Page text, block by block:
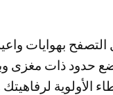
التصفح بهوايات
حدود ذات مغزى
الأولوية